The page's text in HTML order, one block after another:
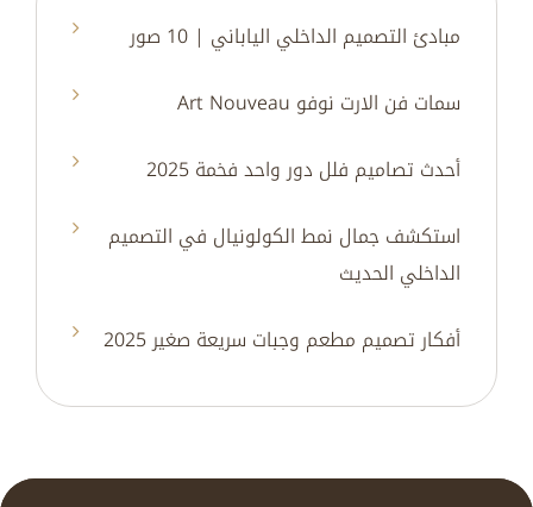
مبادئ التصميم الداخلي الياباني | 10 صور
سمات فن الارت نوفو Art Nouveau
أحدث تصاميم فلل دور واحد فخمة 2025
استكشف جمال نمط الكولونيال في التصميم
الداخلي الحديث
أفكار تصميم مطعم وجبات سريعة صغير 2025